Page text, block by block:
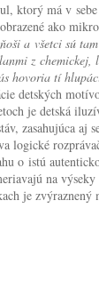
ktorý má v
ako
a všetci sú
z
hovoria tí
detských
je detská
zasahujúca aj
logické
o istú
na
je zvýraznený